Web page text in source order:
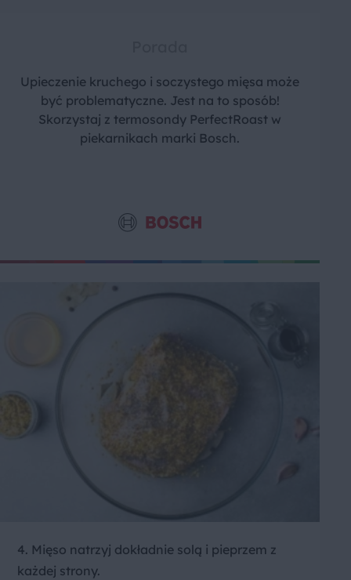
Upieczenie kruchego i soczystego mięsa może
być problematyczne. Jest na to sposób!
Skorzystaj z termosondy PerfectRoast w
piekarnikach marki Bosch.
4. Mięso natrzyj dokładnie solą i pieprzem z
każdej strony.